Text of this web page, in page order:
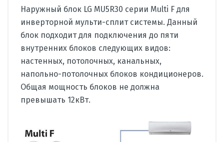
Наружный блок LG MU5R30 серии Multi F для
инверторной мульти-сплит системы. Данный
блок подходит для подключения до пяти
внутренних блоков следующих видов:
настенных, потолочных, канальных,
напольно-потолочных блоков кондиционеров.
Общая мощность блоков не должна
превышать 12кВт.